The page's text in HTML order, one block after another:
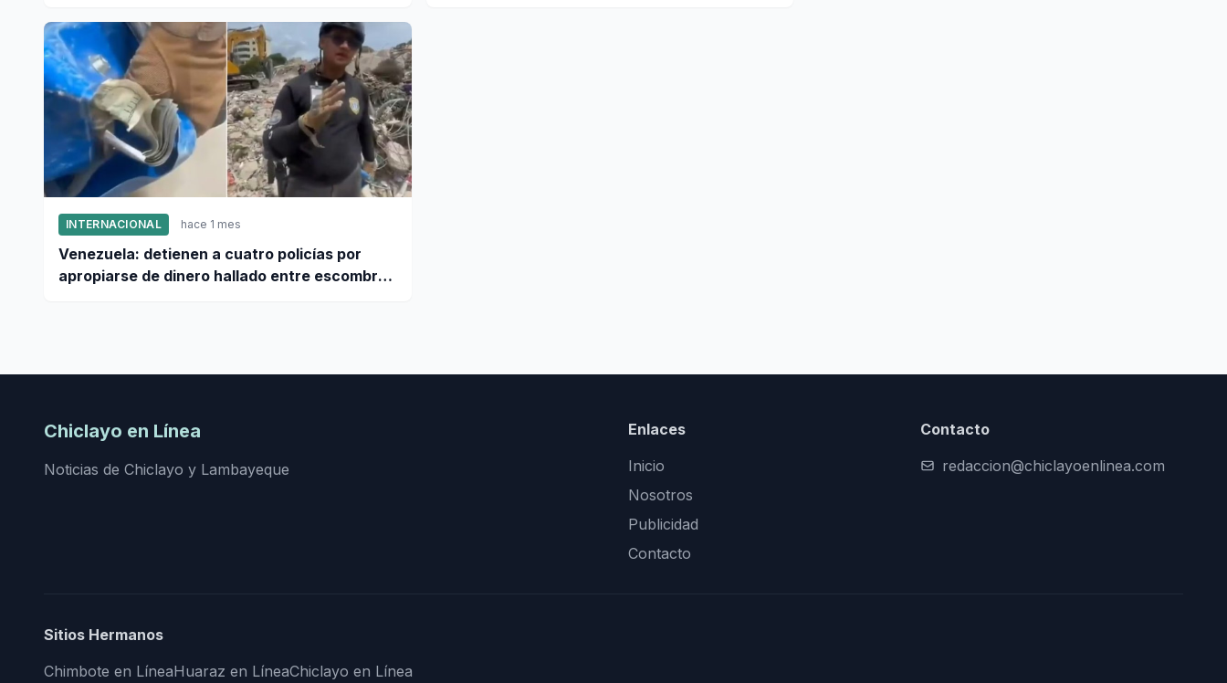
INTERNACIONAL hace 1 mes
Venezuela: detienen a cuatro policías por
apropiarse de dinero hallado entre escombros
Chiclayo en Línea
Noticias de Chiclayo y Lambayeque
Enlaces
Inicio
Nosotros
Publicidad
Contacto
Contacto
redaccion@chiclayoenlinea.com
Sitios Hermanos
Chimbote en LíneaHuaraz en LíneaChiclayo en Línea